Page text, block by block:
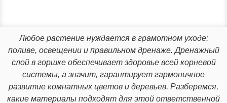
Любое растение нуждается в грамотном уходе:
поливе, освещении и правильном дренаже. Дренажный
слой в горшке обеспечивает здоровье всей корневой
системы, а значит, гарантирует гармоничное
развитие комнатных цветов и деревьев. Разберемся,
какие материалы подходят для этой ответственной